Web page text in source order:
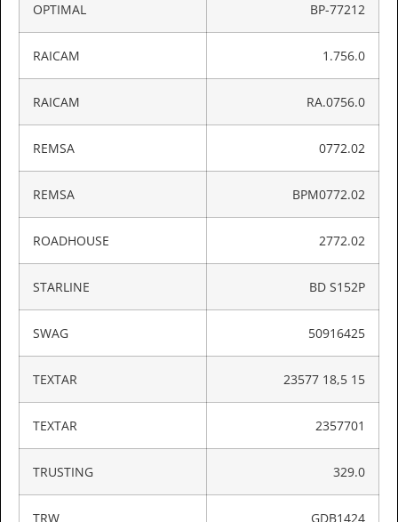
OPTIMAL BP-77212
RAICAM 1.756.0
RAICAM RA.0756.0
REMSA 0772.02
REMSA BPM0772.02
ROADHOUSE 2772.02
STARLINE BD S152P
SWAG 50916425
TEXTAR 23577 18,5 15
TEXTAR 2357701
TRUSTING 329.0
TRW GDB1424